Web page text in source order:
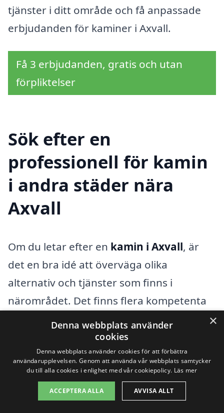
tjänster i ditt område och få anpassade
erbjudanden för kaminer i Axvall.
Få 3 erbjudanden, gratis och utan
förpliktelser
Sök efter en
professionell för kamin
i andra städer nära
Axvall
Om du letar efter en kamin i Axvall, är
det en bra idé att överväga olika
alternativ och tjänster som finns i
närområdet. Det finns flera kompetenta
företag som erbjuder installation och
service av kaminer, och många av dem
finns i närliggande städer. Att välja en
professionell med erfarenhet är viktigt för
att säkerställa att din kamin installeras
×
Denna webbplats använder
cookies
Denna webbplats använder cookies för att förbättra
användarupplevelsen. Genom att använda vår webbplats samtycker
du till alla cookies i enlighet med vår cookiepolicy. Läs mer
ACCEPTERA ALLA AVVISA ALLT